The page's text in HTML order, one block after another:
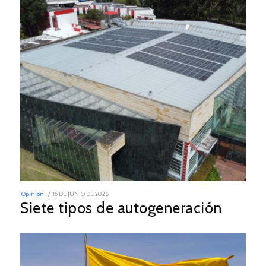
Opinión
POSTED
ON
15 DE JUNIO DE 2026
Siete tipos de autogeneración